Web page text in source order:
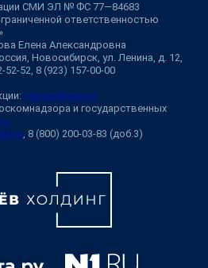
СМИ ЭЛ № ФС 77—84683
ответственностью
Елена Александровна
Новосибирск, ул. Ленина, д. 12,
52, 8 (923) 157-00-00
ngs@shkulev.ru
и государственных
, 8 (800) 200-03-83 (доб.3)